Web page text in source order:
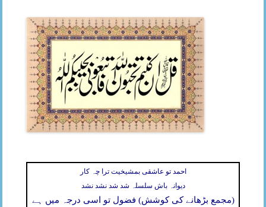
احمد تو عاشقی بمشیخیت ترا چہ کار
دیوانہ باش سلسلہ شد شد نشد نشد
(مجمع بڑھانے کی کوشش) فضول تو اسی درجہ میں ہے